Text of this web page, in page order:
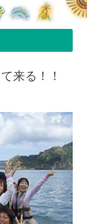
原父島 シ
ーランプーランシーカ
ビレッジ」のHPへよ
来る！！